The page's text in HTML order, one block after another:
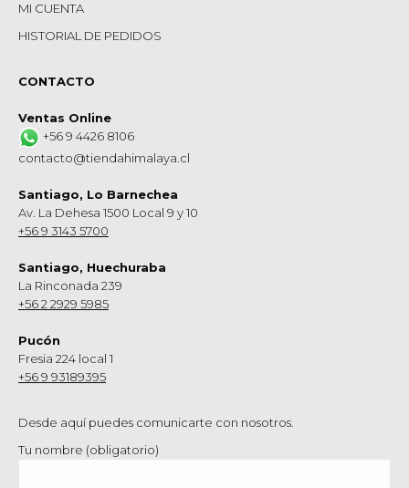
MI CUENTA
HISTORIAL DE PEDIDOS
CONTACTO
Ventas Online
+56 9 4426 8106
contacto@tiendahimalaya.cl
Santiago, Lo Barnechea
Av. La Dehesa 1500 Local 9 y 10
+56 9 3143 5700
Santiago, Huechuraba
La Rinconada 239
+56 2 2929 5985
Pucón
Fresia 224 local 1
+56 9 93189395
Desde aquí puedes comunicarte con nosotros.
Tu nombre (obligatorio)